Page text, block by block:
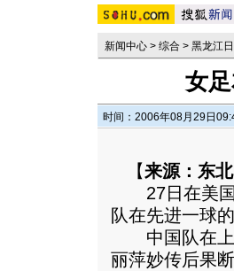
新闻中心 > 综合 > 黑龙江
女
时间：2006年08月29日
【来源：东
27日在美国
队在先进一球
中国队在上
丽萍妙传后果